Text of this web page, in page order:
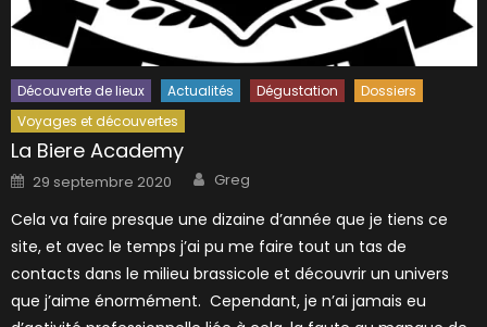
Découverte de lieux Actualités Dégustation
Dossiers
Voyages et découvertes
La Biere Academy
Posted
on
29 septembre 2020 Author
Greg
Cela va faire presque une dizaine d’année que je tiens ce
site, et avec le temps j’ai pu me faire tout un tas de
contacts dans le milieu brassicole et découvrir un univers
que j’aime énormément. Cependant, je n’ai jamais eu